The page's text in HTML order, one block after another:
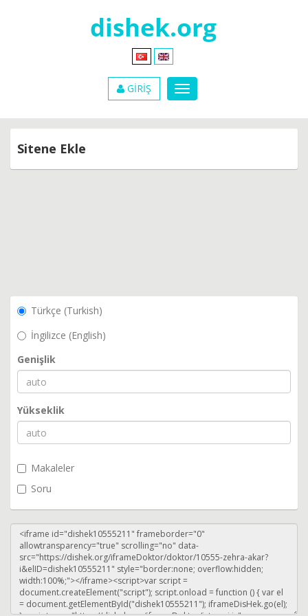
GİRİŞ
Sitene Ekle
Türkçe (Turkish)
İngilizce (English)
Genişlik
Yükseklik
Makaleler
Soru